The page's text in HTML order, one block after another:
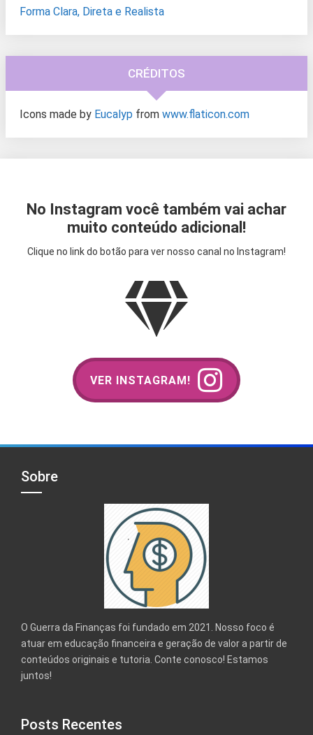
Forma Clara, Direta e Realista
CRÉDITOS
Icons made by Eucalyp from www.flaticon.com
No Instagram você também vai achar
muito conteúdo adicional!
Clique no link do botão para ver nosso canal no Instagram!
VER INSTAGRAM!
Sobre
O Guerra da Finanças foi fundado em 2021. Nosso foco é
atuar em educação financeira e geração de valor a partir de
conteúdos originais e tutoria. Conte conosco! Estamos
juntos!
Posts Recentes